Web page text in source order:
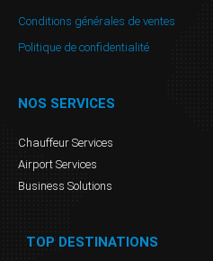
Conditions générales de ventes
Politique de confidentialité
NOS SERVICES
Chauffeur Services
Airport Services
Business Solutions
TOP DESTINATIONS